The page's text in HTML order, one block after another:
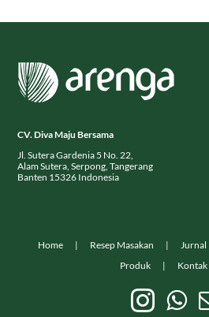
CV. Diva Maju Bersama
Jl. Sutera Gardenia 5 No. 22,
Alam Sutera, Serpong, Tangerang
Banten 15326 Indonesia
Home Resep Masakan Jurnal
Produk
Kontak